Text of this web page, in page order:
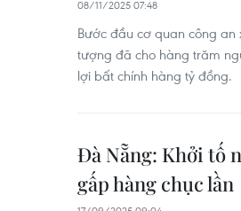
08/11/2025 07:48
Bước đầu cơ quan công
tượng đã cho hàng trăm
lợi bất chính hàng tỷ đồng.
Đà Nẵng: Khởi tố
gấp hàng chục lần